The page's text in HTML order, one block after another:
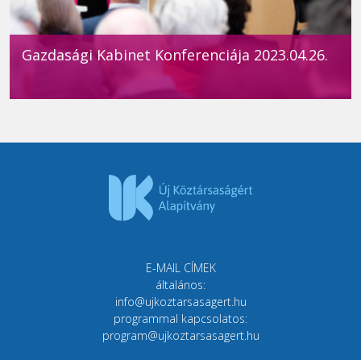
Gazdasági Kabinet Konferenciája 2023.04.26.
E-MAIL CÍMEK
általános:
info@ujkoztarsasagert.hu
programmal kapcsolatos:
program@ujkoztarsasagert.hu